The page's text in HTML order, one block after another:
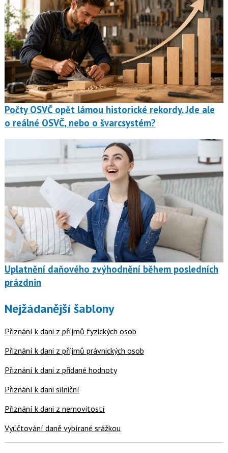
Počty OSVČ opět lámou historické rekordy. Jde ale
o reálné OSVČ, nebo o švarcsystém?
Uplatnění daňového zvýhodnění během posledních
prázdnin
Nejžádanější šablony
Přiznání k dani z příjmů fyzických osob
Přiznání k dani z příjmů právnických osob
Přiznání k dani z přidané hodnoty
Přiznání k dani silniční
Přiznání k dani z nemovitostí
Vyúčtování daně vybírané srážkou